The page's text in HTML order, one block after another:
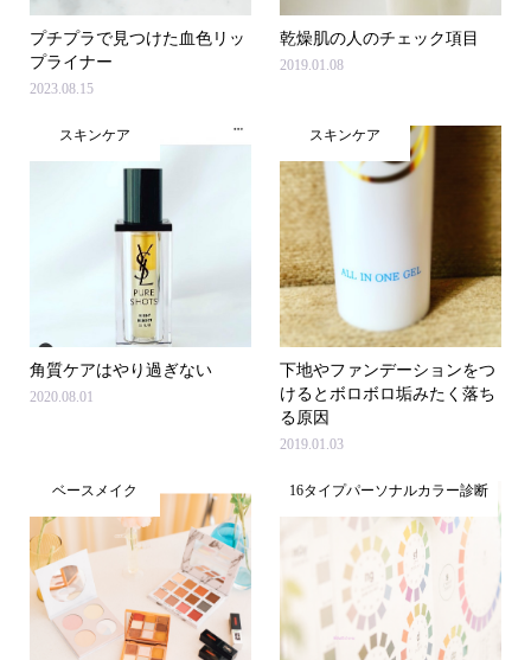
プチプラで見つけた血色リッ
プライナー
2023.08.15
乾燥肌の人のチェック項目
2019.01.08
スキンケア
角質ケアはやり過ぎない
2020.08.01
スキンケア
下地やファンデーションをつ
けるとボロボロ垢みたく落ち
る原因
2019.01.03
ベースメイク 16タイプパーソナルカラー診断